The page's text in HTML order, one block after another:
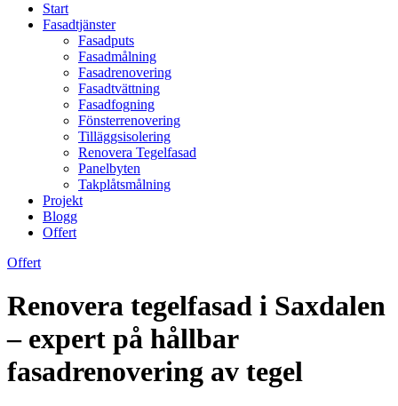
Start
Fasadtjänster
Fasadputs
Fasadmålning
Fasadrenovering
Fasadtvättning
Fasadfogning
Fönsterrenovering
Tilläggsisolering
Renovera Tegelfasad
Panelbyten
Takplåtsmålning
Projekt
Blogg
Offert
Offert
Renovera tegelfasad i Saxdalen
– expert på hållbar
fasadrenovering av tegel